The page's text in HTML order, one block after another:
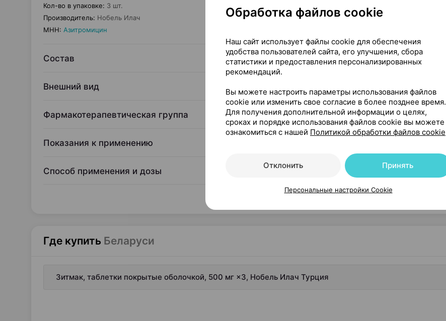
Кол-во в упаковке: 3 шт.
Производитель: Нобель Илач
МНН: Азитромицин
Состав
Внешний вид
Фармакотерапевтическая группа
Показания к применению
Способ применения и дозы
Где купить Беларуси
Зитмак, таблетки покрытые оболочкой, 500 мг ×3, Нобель Илач Турция
Обработка файлов cookie
Наш сайт использует файлы cookie для обеспечения
удобства пользователей сайта, его улучшения, сбора
статистики и предоставления персонализированных
рекомендаций.
Вы можете настроить параметры использования файлов
cookie или изменить свое согласие в более позднее время.
Для получения дополнительной информации о целях,
сроках и порядке использования файлов cookie вы можете
ознакомиться с нашей Политикой обработки файлов cookie
Отклонить Принять
Персональные настройки Cookie